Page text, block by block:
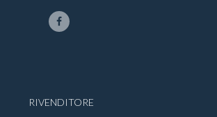
RIVENDITORE